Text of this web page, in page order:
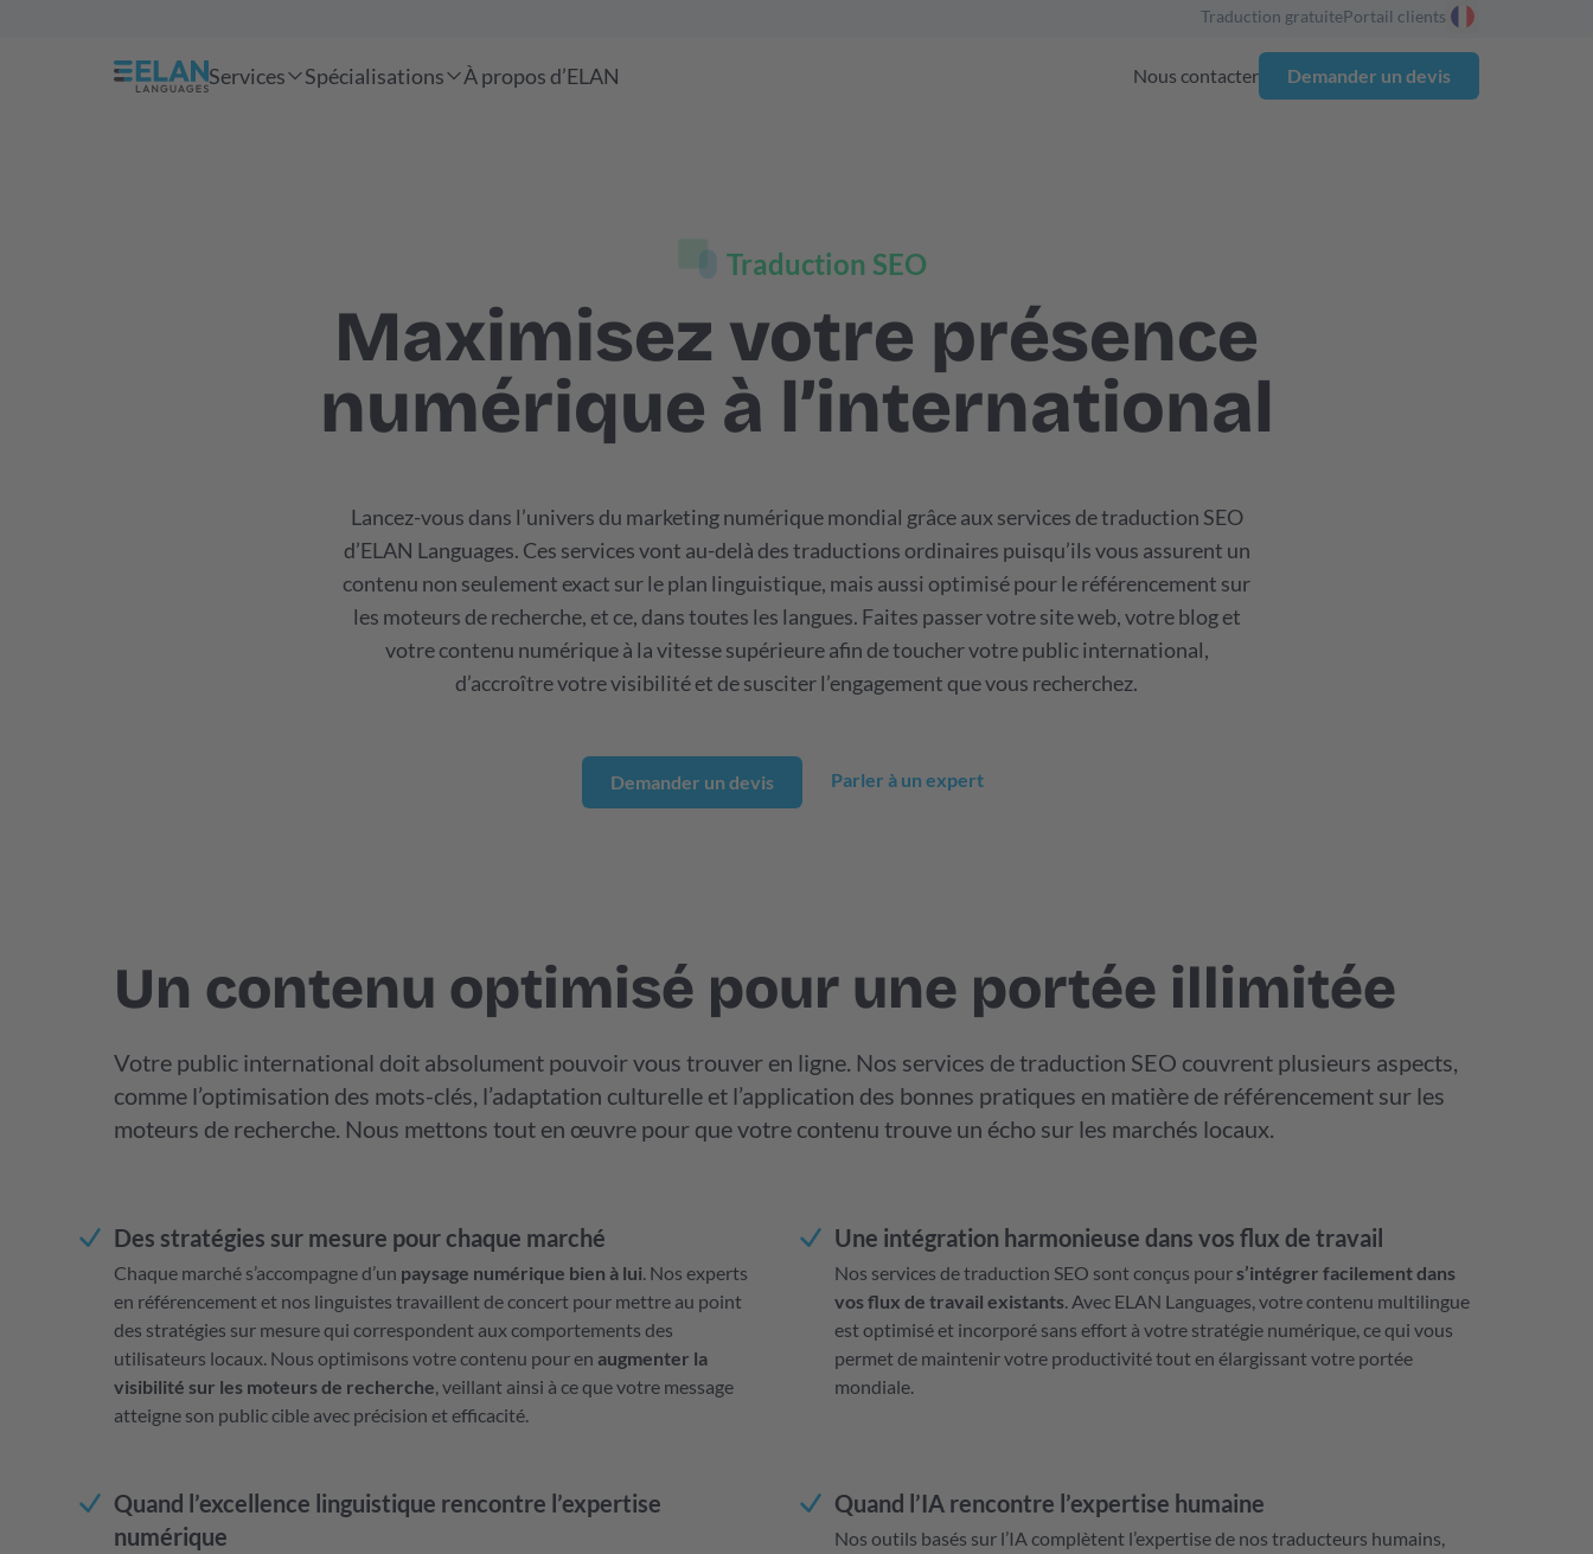
Traduction gratuitePortail clients
Services Spécialisations À propos d’ELAN Nous contacter Demander un devis
Traduction SEO
Maximisez votre présence
numérique à l’international
Lancez-vous dans l’univers du marketing numérique mondial grâce aux services de traduction SEO
d’ELAN Languages. Ces services vont au-delà des traductions ordinaires puisqu’ils vous assurent un
contenu non seulement exact sur le plan linguistique, mais aussi optimisé pour le référencement sur
les moteurs de recherche, et ce, dans toutes les langues. Faites passer votre site web, votre blog et
votre contenu numérique à la vitesse supérieure afin de toucher votre public international,
d’accroître votre visibilité et de susciter l’engagement que vous recherchez.
Demander un devis Parler à un expert
Un contenu optimisé pour une portée illimitée
Votre public international doit absolument pouvoir vous trouver en ligne. Nos services de traduction SEO couvrent plusieurs aspects,
comme l’optimisation des mots-clés, l’adaptation culturelle et l’application des bonnes pratiques en matière de référencement sur les
moteurs de recherche. Nous mettons tout en œuvre pour que votre contenu trouve un écho sur les marchés locaux.
Des stratégies sur mesure pour chaque marché
Chaque marché s’accompagne d’un paysage numérique bien à lui. Nos experts
en référencement et nos linguistes travaillent de concert pour mettre au point
des stratégies sur mesure qui correspondent aux comportements des
utilisateurs locaux. Nous optimisons votre contenu pour en augmenter la
visibilité sur les moteurs de recherche, veillant ainsi à ce que votre message
atteigne son public cible avec précision et efficacité.
Une intégration harmonieuse dans vos flux de travail
Nos services de traduction SEO sont conçus pours’intégrer facilement dans
vos flux de travail existants. Avec ELAN Languages, votre contenu multilingue
est optimisé et incorporé sans effort à votre stratégie numérique, ce qui vous
permet de maintenir votre productivité tout en élargissant votre portée
mondiale.
Quand l’excellence linguistique rencontre l’expertise
numérique
Quand l’IA rencontre l’expertise humaine
Nos outils basés sur l’IA complètent l’expertise de nos traducteurs humains,